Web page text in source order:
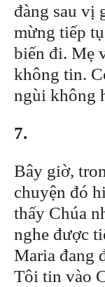
đàng sau vị
mừng tiếp
biến đi. Mẹ
không tin.
ngùi không
7.
Bây giờ,
chuyện đó
thấy Chúa
nghe được
Maria đang
Tôi tin vào